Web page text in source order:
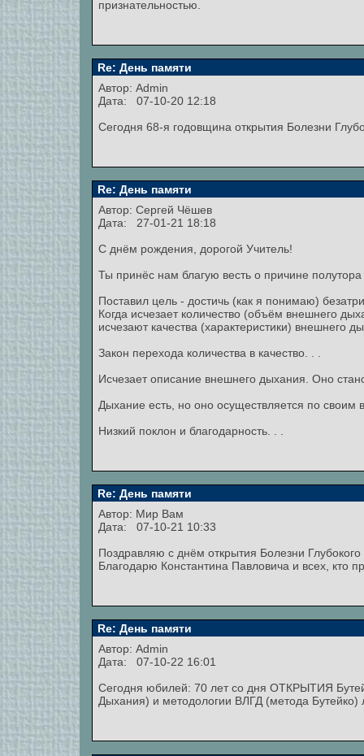
признательностью.
Re: День памяти
Автор: Admin
Дата: 07-10-20 12:18
Сегодня 68-я годовщина открытия Болезни
Re: День памяти
Автор: Сергей Чёшев
Дата: 27-01-21 18:18
С днём рождения, дорогой Учитель!
Ты принёс нам благую весть о причине
Поставил цель - достичь (как я понимаю)
Когда исчезает количество (объём внешнего
исчезают качества (характеристики) внешнего
Закон перехода количества в качество. . .
Исчезает описание внешнего дыхания. Оно
Дыхание есть, но оно осуществляется по своим
Низкий поклон и благодарность. . .
Re: День памяти
Автор: Мир Вам
Дата: 07-10-21 10:33
Поздравляю с днём открытия Болезни
Благодарю Константина Павловича и всех, кто
Re: День памяти
Автор: Admin
Дата: 07-10-22 16:01
Сегодня юбилей: 70 лет со дня ОТКРЫТИЯ
Дыхания) и методологии ВЛГД (метода Бутейко)